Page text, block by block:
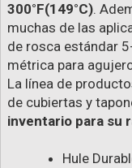
300°F(149°C).
muchas de las
de rosca estándar
métrica para
La línea de
de cubiertas y
inventario para su
Hule